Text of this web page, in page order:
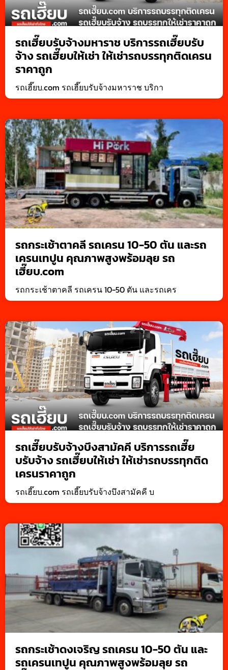
รถเฮี๊ยบรับจ้างมหาราช บริการรถเฮี๊ยบรับ
จ้าง รถเฮี๊ยบให้เช่า ให้เช่ารถบรรทุกติดเครน
ราคาถูก
รถเฮี๊ยบ.com รถเฮี๊ยบรับจ้างมหาราช บริกา
รถกระเช้าตาคลี รถเครน 10-50 ตัน และรถ
เครนเทปูน คุณภาพสูงพร้อมลุย รถ
เฮี๊ยบ.com
รถกระเช้าตาคลี รถเครน 10-50 ตัน และรถเคร
รถเฮี๊ยบรับจ้างบึงสามัคคี บริการรถเฮี๊ย
บรับจ้าง รถเฮี๊ยบให้เช่า ให้เช่ารถบรรทุกติด
เครนราคาถูก
รถเฮี๊ยบ.com รถเฮี๊ยบรับจ้างบึงสามัคคี บ
รถกระเช้าดงเจริญ รถเครน 10-50 ตัน และ
รถเครนเทปูน คุณภาพสูงพร้อมลุย รถ